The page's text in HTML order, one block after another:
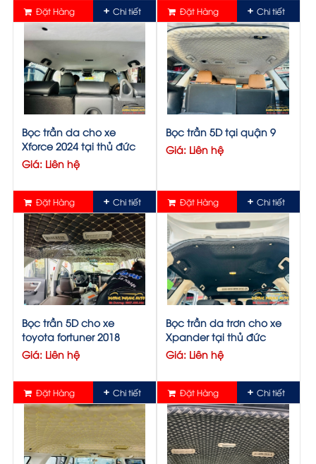
Đặt Hàng Chi tiết Đặt Hàng Chi tiết
Bọc trần da cho xe
Xforce 2024 tại thủ đức
Giá: Liên hệ
Đặt Hàng Chi tiết
Bọc trần 5D tại quận 9
Giá: Liên hệ
Đặt Hàng Chi tiết
Bọc trần 5D cho xe
toyota fortuner 2018
Giá: Liên hệ
Đặt Hàng Chi tiết
Bọc trần da trơn cho xe
Xpander tại thủ đức
Giá: Liên hệ
Đặt Hàng Chi tiết